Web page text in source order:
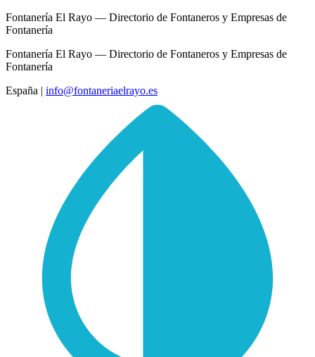
Fontanería El Rayo — Directorio de Fontaneros y Empresas de
Fontanería
Fontanería El Rayo — Directorio de Fontaneros y Empresas de
Fontanería
España | info@fontaneriaelrayo.es